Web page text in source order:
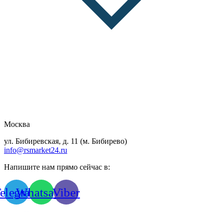
Москва
ул. Бибиревская, д. 11 (м. Бибирево)
info@rsmarket24.ru
Напишите нам прямо сейчас в:
WhatsappViber